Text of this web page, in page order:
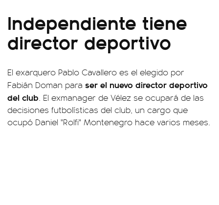
Independiente tiene
director deportivo
El exarquero Pablo Cavallero es el elegido por
Fabián Doman para ser el nuevo director deportivo
del club. El exmanager de Vélez se ocupará de las
decisiones futbolísticas del club, un cargo que
ocupó Daniel "Rolfi" Montenegro hace varios meses.